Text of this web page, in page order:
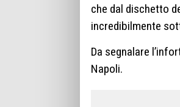
che dal dischetto
incredibilmente
Da segnalare
Napoli.